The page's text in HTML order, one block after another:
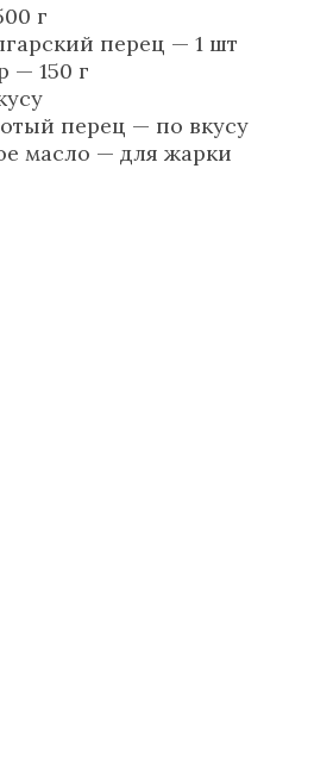
г
перец — 1 шт
— 150 г
перец — по вкусу
масло — для жарки